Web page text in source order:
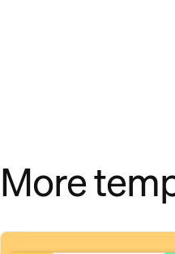
More